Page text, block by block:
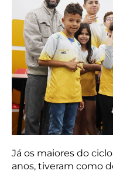
Já os maiores do
anos, tiveram como